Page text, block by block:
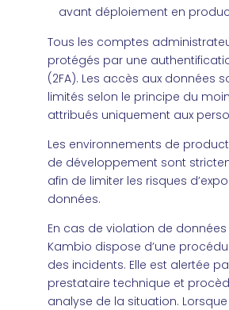
avant déploiement en
Tous les comptes
protégés par une
(2FA). Les accès aux données
limités selon le principe du
attribués uniquement aux
Les environnements de
de développement sont
afin de limiter les risques
données.
En cas de violation de
Kambio dispose d’une
des incidents. Elle est alertée
prestataire technique et
analyse de la situation.